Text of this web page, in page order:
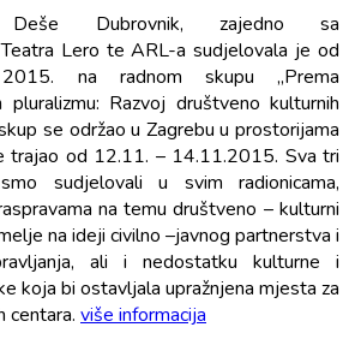
Deše Dubrovnik, zajedno sa
Lero te ARL-a sudjelovala je od
na radnom skupu „Prema
pluralizmu: Razvoj društveno kulturnih
se održao u Zagrebu u prostorijama
trajao od 12.11. – 14.11.2015. Sva tri
sudjelovali u svim radionicama,
na temu društveno – kulturni
na ideji civilno –javnog partnerstva i
ali i nedostatku kulturne i
koja bi ostavljala upražnjena mjesta za
centara. više informacija